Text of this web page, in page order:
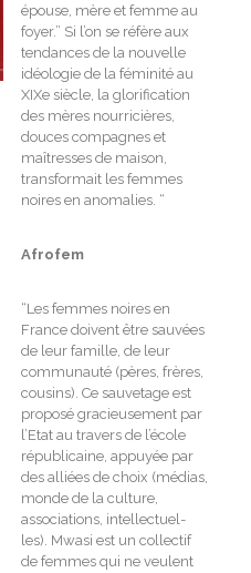
épouse, mère et femme au
foyer.” Si l’on se réfère aux
tendances de la nouvelle
idéologie de la féminité au
XIXe siècle, la glorification
des mères nourricières,
douces compagnes et
maîtresses de maison,
transformait les femmes
noires en anomalies. “
Afrofem
“Les femmes noires en
France doivent être sauvées
de leur famille, de leur
communauté (pères, frères,
cousins). Ce sauvetage est
proposé gracieusement par
l’Etat au travers de l’école
républicaine, appuyée par
des alliées de choix (médias,
monde de la culture,
associations, intellectuel-
les). Mwasi est un collectif
de femmes qui ne veulent